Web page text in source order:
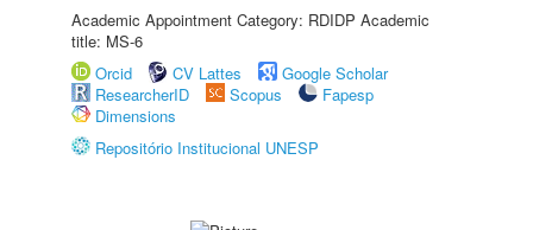
Academic Appointment Category: RDIDP Academic
title: MS-6
Orcid
CV Lattes
Google Scholar
ResearcherID
Scopus
Fapesp
Dimensions
Repositório Institucional UNESP